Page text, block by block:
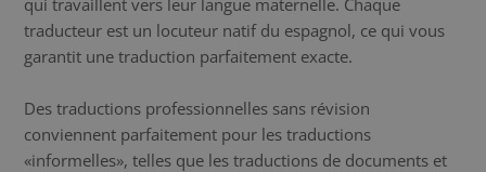
qui travaillent vers leur langue maternelle. Chaque
traducteur est un locuteur natif du espagnol, ce qui vous
garantit une traduction parfaitement exacte.
Des traductions professionnelles sans révision
conviennent parfaitement pour les traductions
«informelles», telles que les traductions de documents et